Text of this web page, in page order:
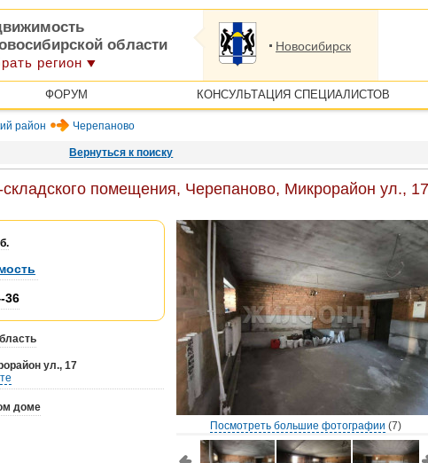
области
регион
Новосибирск
ФОРУМ КОНСУЛЬТАЦИЯ СПЕЦИАЛИСТОВ
район Черепаново
Вернуться к поиску
помещения, Черепаново, Микрорайон ул.,
36
ул., 17
доме
Посмотреть большие фотографии (7)